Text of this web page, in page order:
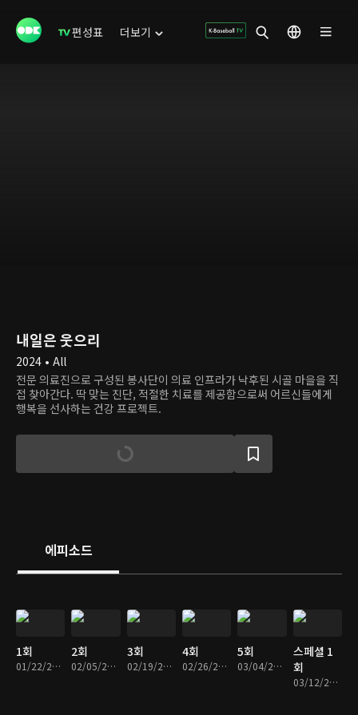
편성표 더보기
내일은 웃으리
2024 • All
전문 의료진으로 구성된 봉사단이 의료 인프라가 낙후된 시골 마을을 직
접 찾아간다. 딱 맞는 진단, 적절한 치료를 제공함으로써 어르신들에게
행복을 선사하는 건강 프로젝트.
에피소드
1회
01/22/2024 • 25분
2회
02/05/2024 • 25분
3회
02/19/2024 • 25분
4회
02/26/2024 • 25분
5회
03/04/2024 • 26분
스페셜 1
회
03/12/2024 • 25분